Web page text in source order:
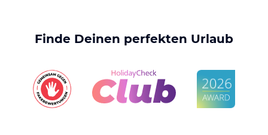
Finde Deinen perfekten Urlaub